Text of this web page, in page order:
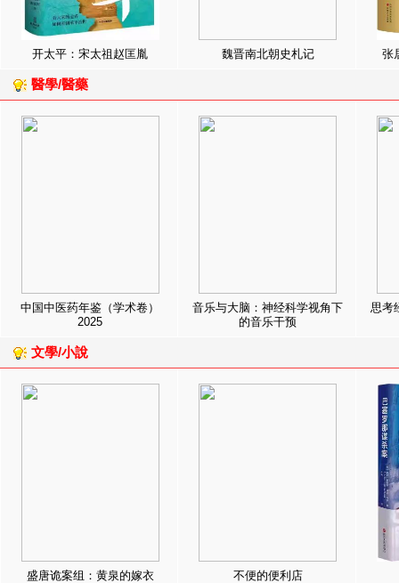
开太平：宋太祖赵匡胤 魏晋南北朝史札记 张
醫學/醫藥
中国中医药年鉴（学术卷）
2025
音乐与大脑：神经科学视角下
的音乐干预
思考
文學/小說
盛唐诡案组：黄泉的嫁衣 不便的便利店